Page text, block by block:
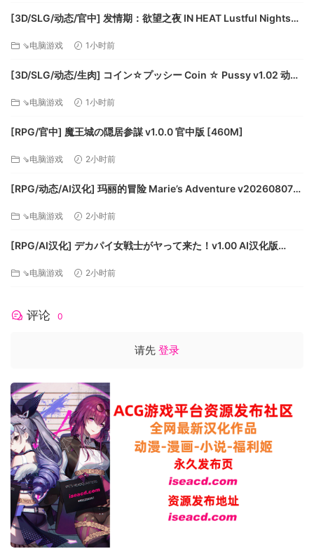
[3D/SLG/动态/官中] 发情期：欲望之夜 IN HEAT Lustful Nights
⇘电脑游戏 1小时前
[3D/SLG/动态/生肉] コイン☆プッシー Coin ☆ Pussy v1.02 动态
⇘电脑游戏 1小时前
[RPG/官中] 魔王城の隠居参謀 v1.0.0 官中版 [460M]
⇘电脑游戏 2小时前
[RPG/动态/AI汉化] 玛丽的冒险 Marie’s Adventure v20260807
⇘电脑游戏 2小时前
[RPG/AI汉化] デカパイ女戦士がヤって来た！v1.00 AI汉化版
⇘电脑游戏 2小时前
评论 0
请先 登录